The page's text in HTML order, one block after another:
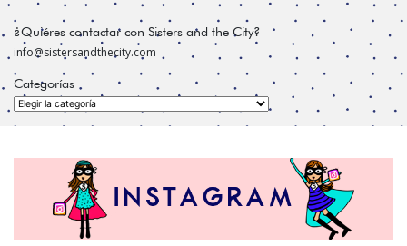
¿Quiéres contactar con Sisters and the City?
info@sistersandthecity.com
Categorías
Categorías